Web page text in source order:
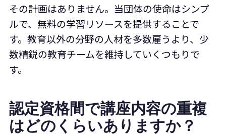
その計画はありません。当団体の使命はシンプ
ルで、無料の学習リソースを提供することで
す。教育以外の分野の人材を多数雇うより、少
数精鋭の教育チームを維持していくつもりで
す。
認定資格間で講座内容の重複
はどのくらいありますか？